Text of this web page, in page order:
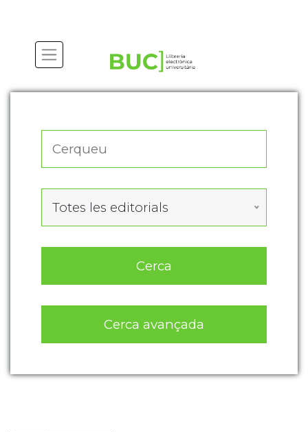
Totes les editorials
Cerca
Cerca avançada